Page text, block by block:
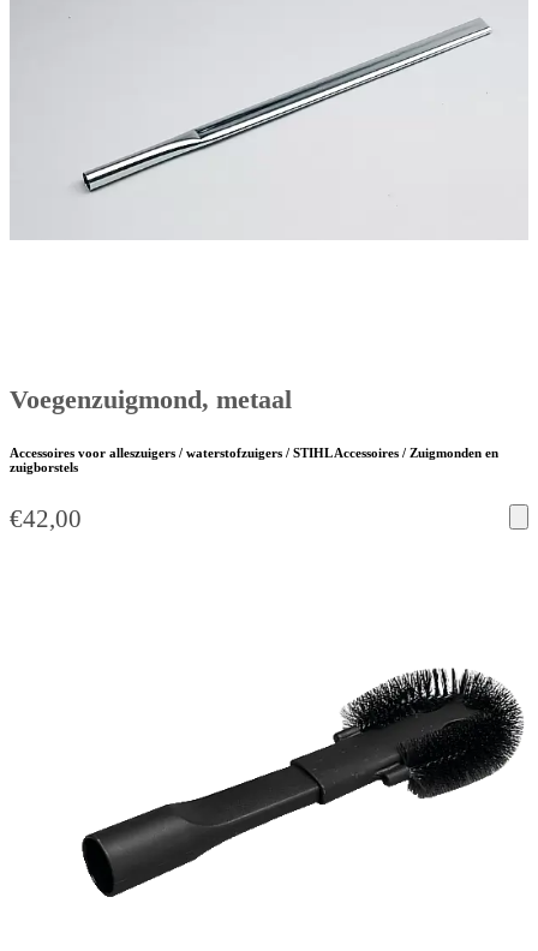
Voegenzuigmond, metaal
Accessoires voor alleszuigers / waterstofzuigers / STIHL Accessoires / Zuigmonden en
zuigborstels
€42,00